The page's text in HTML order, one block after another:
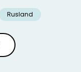
Rusland